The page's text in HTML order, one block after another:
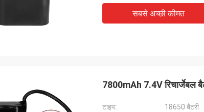
सबसे अच्छी कीमत
7800mAh 7.4V रिचार्जेबल
टाइप:
18650 बैटरी